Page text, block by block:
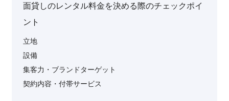
面貸しのレンタル料金を決める際のチェックポイ
ント
立地
設備
集客力・ブランドターゲット
契約内容・付帯サービス